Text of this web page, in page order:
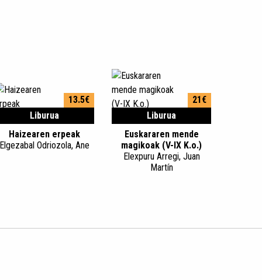
Liburua
13.5€
Haizearen erpeak
Elgezabal Odriozola, Ane
Liburua
21€
Euskararen mende
magikoak (V-IX K.o.)
Elexpuru Arregi, Juan
Martín